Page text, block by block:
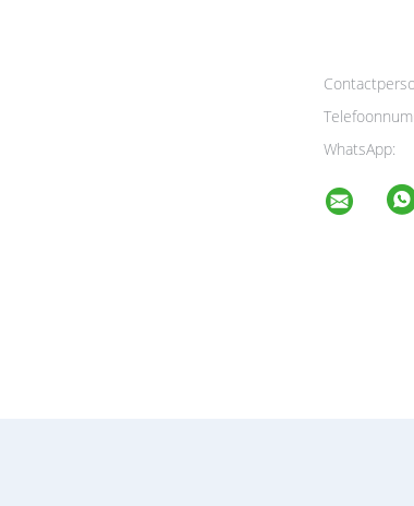
WhatsApp: